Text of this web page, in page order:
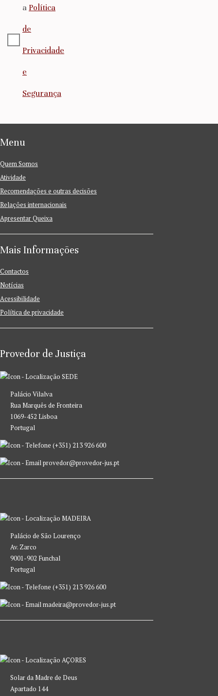
a Política
de
Privacidade
e
Segurança
Menu
Quem Somos
Atividade
Recomendações e outras decisões
Relações internacionais
Apresentar Queixa
Mais Informações
Contactos
Notícias
Acessibilidade
Política de privacidade
Provedor de Justiça
SEDE
Palácio Vilalva
Rua Marquês de Fronteira
1069-452 Lisboa
Portugal
(+351) 213 926 600
provedor@provedor-jus.pt
MADEIRA
Palácio de São Lourenço
Av. Zarco
9001-902 Funchal
Portugal
(+351) 213 926 600
madeira@provedor-jus.pt
AÇORES
Solar da Madre de Deus
Apartado 144